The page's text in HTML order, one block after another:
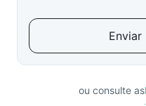
Enviar
ou consulte as